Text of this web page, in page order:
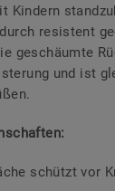
Kindern
resistent
geschäumte
und ist
schützt vor